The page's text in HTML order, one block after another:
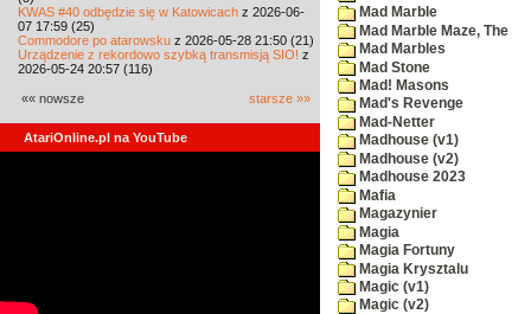
KWAS #40 odbędzie się w Katowicach z 2026-06-
07 17:59 (25)
Commodore po atarowsku z 2026-05-28 21:50 (21)
Urządzenie z rekordowo szybką transmisją SIO! z
2026-05-24 20:57 (116)
«« nowsze starsze »»
AtariOnline.pl na YouTube
Mad Marble
Mad Marble Maze, The
Mad Marbles
Mad Stone
Mad! Masons
Mad's Revenge
Mad-Netter
Madhouse (v1)
Madhouse (v2)
Madhouse 2023
Mafia
Magazynier
Magia
Magia Fortuny
Magia Krysztalu
Magic (v1)
Magic (v2)